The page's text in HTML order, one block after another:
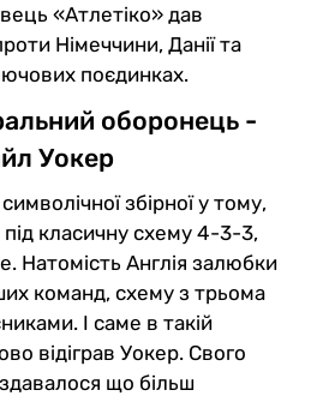
«Атлетіко» дав
Німеччини, Данії та
поєдинках.
оборонець -
Уокер
збірної у тому,
класичну схему 4-3-3,
Натомість Англія залюбки
команд, схему з трьома
І саме в такій
відіграв Уокер. Свого
що більш